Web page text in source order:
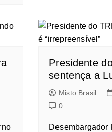
Presidente
sentença a
Misto Brasil
0
Desembargador